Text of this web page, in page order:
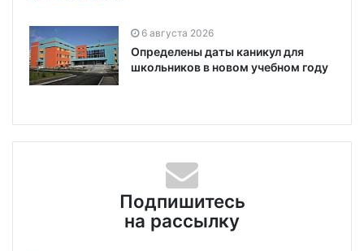
6 августа 2026
Определены даты каникул для
школьников в новом учебном году
Подпишитесь
на рассылку